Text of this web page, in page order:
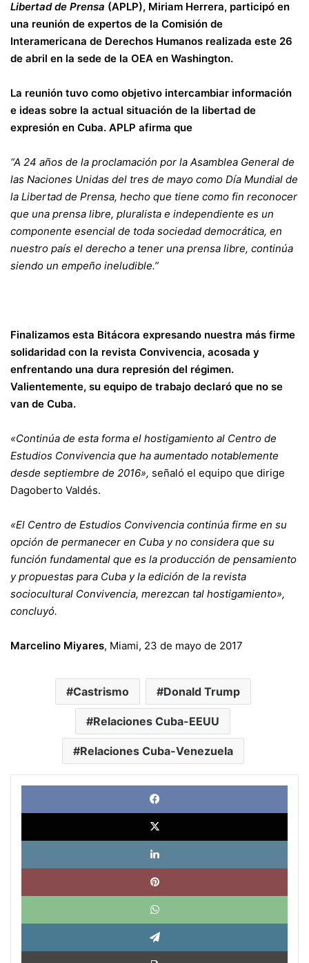
Libertad de Prensa (APLP), Miriam Herrera, participó en
una reunión de expertos de la Comisión de
Interamericana de Derechos Humanos realizada este 26
de abril en la sede de la OEA en Washington.
La reunión tuvo como objetivo intercambiar información
e ideas sobre la actual situación de la libertad de
expresión en Cuba. APLP afirma que
“A 24 años de la proclamación por la Asamblea General de
las Naciones Unidas del tres de mayo como Día Mundial de
la Libertad de Prensa, hecho que tiene como fin reconocer
que una prensa libre, pluralista e independiente es un
componente esencial de toda sociedad democrática, en
nuestro país el derecho a tener una prensa libre, continúa
siendo un empeño ineludible.”
Finalizamos esta Bitácora expresando nuestra más firme
solidaridad con la revista Convivencia, acosada y
enfrentando una dura represión del régimen.
Valientemente, su equipo de trabajo declaró que no se
van de Cuba.
«Continúa de esta forma el hostigamiento al Centro de
Estudios Convivencia que ha aumentado notablemente
desde septiembre de 2016», señaló el equipo que dirige
Dagoberto Valdés.
«El Centro de Estudios Convivencia continúa firme en su
opción de permanecer en Cuba y no considera que su
función fundamental que es la producción de pensamiento
y propuestas para Cuba y la edición de la revista
sociocultural Convivencia, merezcan tal hostigamiento»,
concluyó.
Marcelino Miyares, Miami, 23 de mayo de 2017
Castrismo Donald Trump
Relaciones Cuba-EEUU
Relaciones Cuba-Venezuela
X